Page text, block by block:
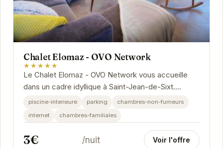
Chalet Elomaz - OVO Network
★★★★★
Le Chalet Elomaz - OVO Network vous accueille
dans un cadre idyllique à Saint-Jean-de-Sixt.
Profitez d'une expérience unique alliant confort...
piscine-interieure parking
chambres-non-fumeurs
internet
chambres-familiales
3€ /nuit Voir l'offre